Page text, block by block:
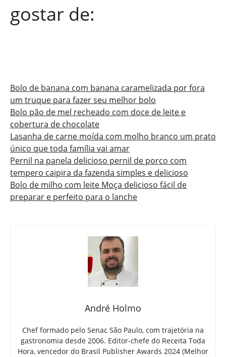
gostar de:
Bolo de banana com banana caramelizada por fora
um truque para fazer seu melhor bolo
Bolo pão de mel recheado com doce de leite e
cobertura de chocolate
Lasanha de carne moída com molho branco um prato
único que toda família vai amar
Pernil na panela delicioso pernil de porco com
tempero caipira da fazenda simples e delicioso
Bolo de milho com leite Moça delicioso fácil de
preparar e perfeito para o lanche
André Holmo
Chef formado pelo Senac São Paulo, com trajetória na
gastronomia desde 2006. Editor-chefe do Receita Toda
Hora, vencedor do Brasil Publisher Awards 2024 (Melhor